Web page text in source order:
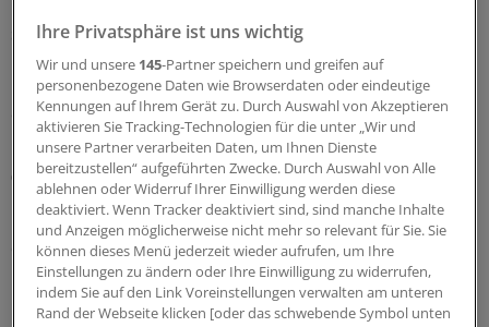
sofort greifen
Das umstrittene GKV-Spargesetz ist in Kraft getreten.
Das bedeutet auch, dass schon jetzt einige Regelungen
der Arzneitherapie gelten – unter anderem das Aus der
Homöopathie auf Kosten der GKV.
03.08.2026
OECD-Studie
Primärversorgung: Wie viel Steuerung und
Eigenbeteiligung sollen es denn sein?
Ihre Privatsphäre ist uns wichtig
Wir und unsere 145-Partner speichern und greifen auf
personenbezogene Daten wie Browserdaten oder eindeutige
Kennungen auf Ihrem Gerät zu. Durch Auswahl von Akzeptieren
aktivieren Sie Tracking-Technologien für die unter „Wir und
unsere Partner verarbeiten Daten, um Ihnen Dienste
bereitzustellen“ aufgeführten Zwecke. Durch Auswahl von Alle
ablehnen oder Widerruf Ihrer Einwilligung werden diese
deaktiviert. Wenn Tracker deaktiviert sind, sind manche Inhalte
und Anzeigen möglicherweise nicht mehr so relevant für Sie. Sie
können dieses Menü jederzeit wieder aufrufen, um Ihre
Einstellungen zu ändern oder Ihre Einwilligung zu widerrufen,
indem Sie auf den Link Voreinstellungen verwalten am unteren
Rand der Webseite klicken [oder das schwebende Symbol unten